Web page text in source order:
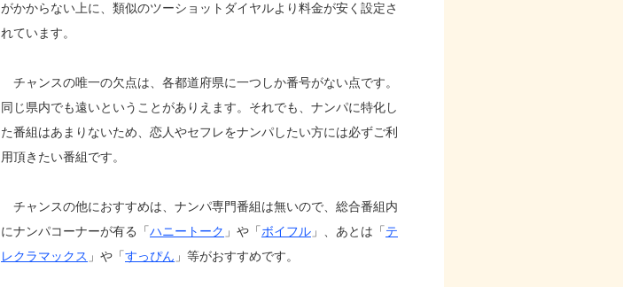
がかからない上に、類似のツーショットダイヤルより料金が安く設定さ
れています。
チャンスの唯一の欠点は、各都道府県に一つしか番号がない点です。
同じ県内でも遠いということがありえます。それでも、ナンパに特化し
た番組はあまりないため、恋人やセフレをナンパしたい方には必ずご利
用頂きたい番組です。
チャンスの他におすすめは、ナンパ専門番組は無いので、総合番組内
にナンパコーナーが有る「ハニートーク 」や「ボイフル 」、あとは「テ
レクラマックス 」や「すっぴん 」等がおすすめです。